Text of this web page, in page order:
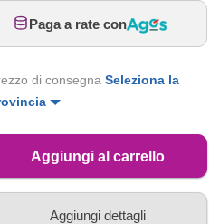
Paga a rate con
di consegna Seleziona la
Aggiungi al carrello
Aggiungi dettagli